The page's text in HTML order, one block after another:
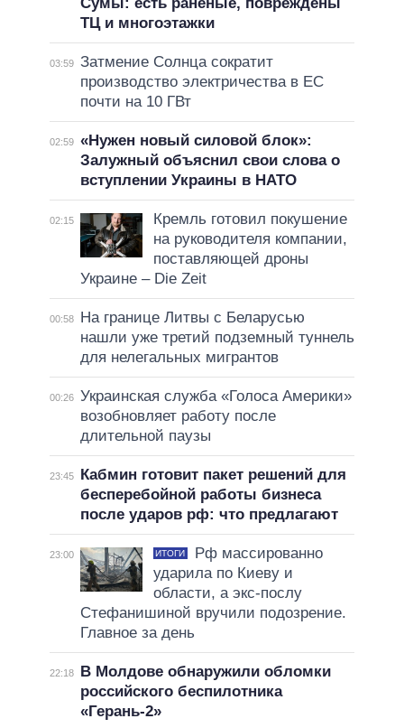
ТЦ и многоэтажки
03:59 Затмение Солнца сократит
производство электричества в ЕС
почти на 10 ГВт
02:59 «Нужен новый силовой блок»:
Залужный объяснил свои слова о
вступлении Украины в НАТО
02:15
Кремль готовил покушение
на руководителя компании,
поставляющей дроны
Украине – Die Zeit
00:58
На границе Литвы с Беларусью
нашли уже третий подземный туннель
для нелегальных мигрантов
00:26 Украинская служба «Голоса Америки»
возобновляет работу после
длительной паузы
23:45
Кабмин готовит пакет решений для
бесперебойной работы бизнеса
после ударов рф: что предлагают
23:00 ИТОГИ
Рф массированно
ударила по Киеву и
области, а экс-послу
Стефанишиной вручили подозрение.
Главное за день
22:18
В Молдове обнаружили обломки
российского беспилотника
«Герань-2»